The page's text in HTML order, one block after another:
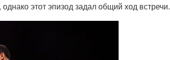
этот эпизод задал общий ход встречи.